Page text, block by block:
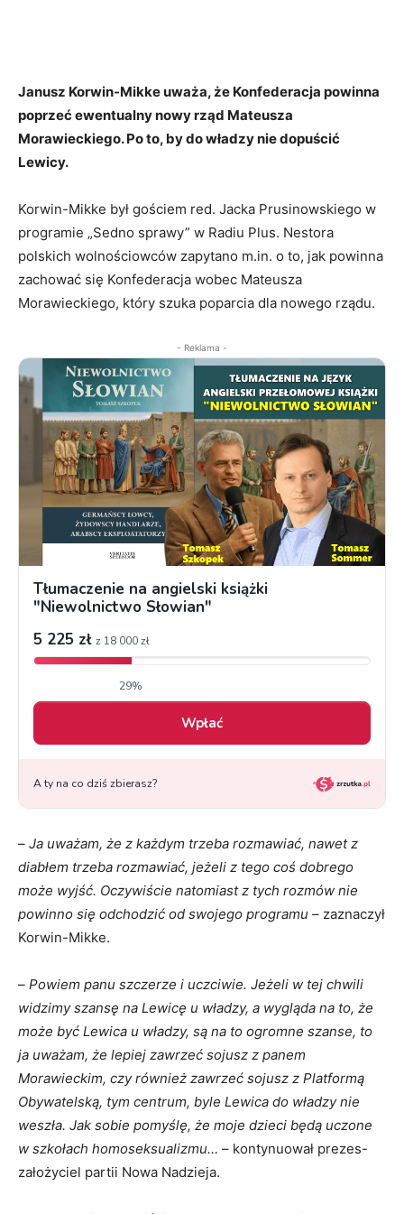
Janusz Korwin-Mikke uważa, że Konfederacja powinna
poprzeć ewentualny nowy rząd Mateusza
Morawieckiego. Po to, by do władzy nie dopuścić
Lewicy.
Korwin-Mikke był gościem red. Jacka Prusinowskiego w
programie „Sedno sprawy” w Radiu Plus. Nestora
polskich wolnościowców zapytano m.in. o to, jak powinna
zachować się Konfederacja wobec Mateusza
Morawieckiego, który szuka poparcia dla nowego rządu.
- Reklama -
– Ja uważam, że z każdym trzeba rozmawiać, nawet z
diabłem trzeba rozmawiać, jeżeli z tego coś dobrego
może wyjść. Oczywiście natomiast z tych rozmów nie
powinno się odchodzić od swojego programu – zaznaczył
Korwin-Mikke.
– Powiem panu szczerze i uczciwie. Jeżeli w tej chwili
widzimy szansę na Lewicę u władzy, a wygląda na to, że
może być Lewica u władzy, są na to ogromne szanse, to
ja uważam, że lepiej zawrzeć sojusz z panem
Morawieckim, czy również zawrzeć sojusz z Platformą
Obywatelską, tym centrum, byle Lewica do władzy nie
weszła. Jak sobie pomyślę, że moje dzieci będą uczone
w szkołach homoseksualizmu… – kontynuował prezes-
założyciel partii Nowa Nadzieja.